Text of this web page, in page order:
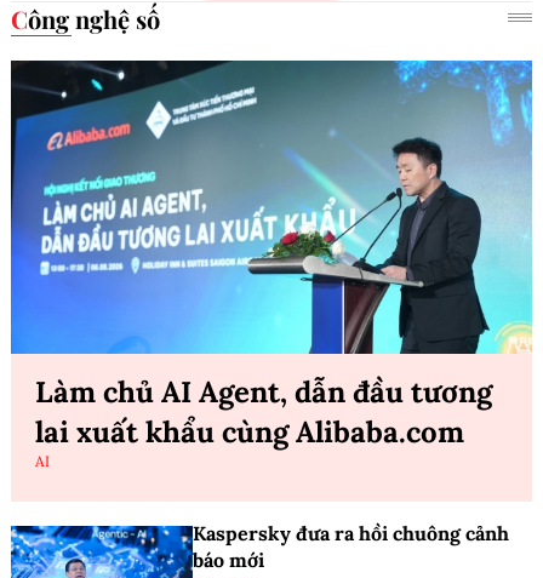
Công nghệ số
Làm chủ AI Agent, dẫn đầu tương
lai xuất khẩu cùng Alibaba.com
AI
Kaspersky đưa ra hồi chuông cảnh
báo mới